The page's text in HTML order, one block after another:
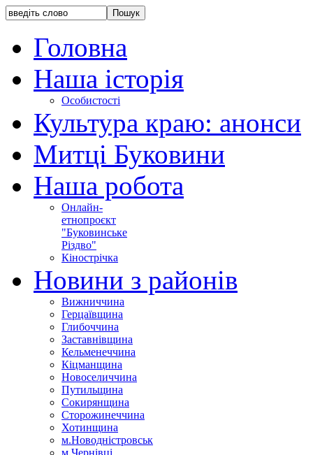
Головна
Наша історія
Особистості
Культура краю: анонси
Митці Буковини
Наша робота
Онлайн-
етнопроєкт
"Буковинське
Різдво"
Кінострічка
Новини з районів
Вижниччина
Герцаївщина
Глибоччина
Заставнівщина
Кельменеччина
Кіцманщина
Новоселиччина
Путильщина
Сокирянщина
Сторожинеччина
Хотинщина
м.Новодністровськ
м.Чернівці